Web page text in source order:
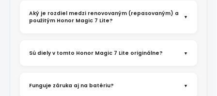
Aký je rozdiel medzi renovovaným (repasovaným) a
použitým Honor Magic 7 Lite?
Sú diely v tomto Honor Magic 7 Lite originálne?
Funguje záruka aj na batériu?